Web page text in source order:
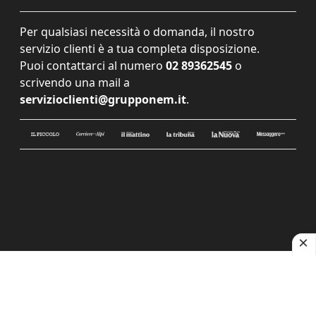
Per qualsiasi necessità o domanda, il nostro
servizio clienti è a tua completa disposizione.
Puoi contattarci al numero 02 89362545 o
scrivendo una mail a
servizioclienti@grupponem.it.